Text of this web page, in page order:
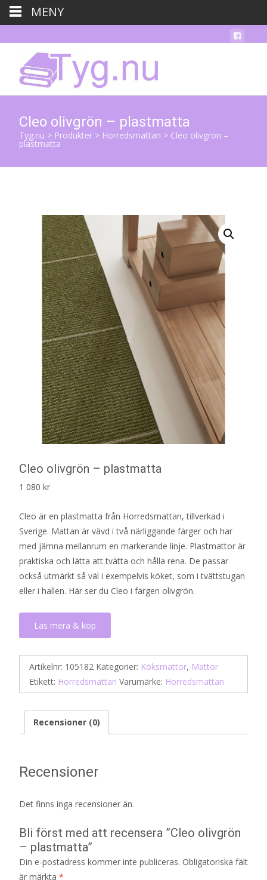
Cleo olivgrön – plastmatta
Tyg.nu > Produkter > Horredsmattan > Cleo olivgrön –
plastmatta
Cleo olivgrön – plastmatta
1 080 kr
Cleo är en plastmatta från Horredsmattan, tillverkad i
Sverige. Mattan är vävd i två närliggande färger och har
med jämna mellanrum en markerande linje. Plastmattor är
praktiska och lätta att tvätta och hålla rena. De passar
också utmärkt så väl i exempelvis köket, som i tvättstugan
eller i hallen. Här ser du Cleo i färgen olivgrön.
Läs mera & köp
Artikelnr: 105182 Kategorier: Köksmattor, Mattor
Etikett: Horredsmattan Varumärke: Horredsmattan
Recensioner (0)
Recensioner
Det finns inga recensioner än.
Bli först med att recensera ”Cleo olivgrön
– plastmatta”
Din e-postadress kommer inte publiceras. Obligatoriska fält
är märkta *
MENY